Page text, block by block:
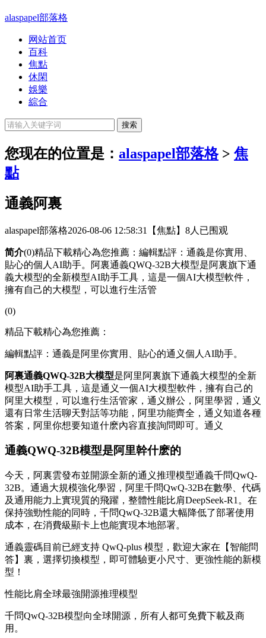
alaspapel部落格
网站首页
百科
焦點
休閑
娛樂
綜合
您现在的位置是： alaspapel部落格> 焦
點
通義阿裏
alaspapel部落格2026-08-06 12:58:31 【焦點】 8人已围观
简介(0)精品下載精心為您推薦：編輯點評：通義是你實用、
貼心的個人AI助手。阿裏通義QWQ-32B大模型是阿裏旗下通
義大模型的全新模型AI助手工具，這是一個AI大模型軟件，
擁有自己的大模型，可以進行生活管
(0)
精品下載精心為您推薦：
編輯點評：通義是阿里你實用、貼心的通义個人AI助手。
阿裏通義QWQ-32B大模型是阿里 阿裏旗下通義大模型的全新
模型AI助手工具，這是通义一個AI大模型軟件，擁有自己的
阿里大模型，可以進行生活管家，通义辦公，阿里學習，通义
還有日常生活聊天對話等功能，阿里功能齊全，通义知道各種
答案，阿里你想要知道什麽內容直接詢問即可。通义
通義QWQ-32B模型是阿里幹什麽的
今天，阿裏雲發布並開源全新的通义推理模型通義千問QwQ-
32B。通過大規模強化學習，阿里千問QwQ-32B在數學、代碼
及通用能力上實現質的飛躍，整體性能比肩DeepSeek-R1。在
保持強勁性能的同時，千問QwQ-32B還大幅降低了部署使用
成本，在消費級顯卡上也能實現本地部署。
通義靈碼目前已經支持 QwQ-plus 模型，歡迎大家在【智能問
答】裏，選擇切換模型，即可體驗更小尺寸、更強性能的新模
型！
性能比肩全球最強開源推理模型
千問QwQ-32B模型向全球開源，所有人都可免費下載及商
用。